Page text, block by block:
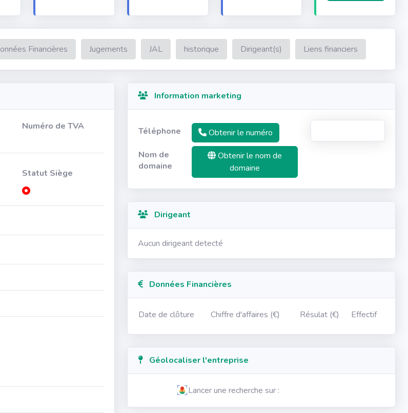
Financières Jugements JAL historique Dirigeant(s) Liens financiers
Numéro de TVA
Statut Siège
Information marketing
Téléphone
Obtenir le numéro
Nom de
domaine
Obtenir le nom de
domaine
Dirigeant
Aucun dirigeant detecté
Données Financières
Date de clôture Chiffre d'affaires (€) Résulat (€) Effectif
Géolocaliser l'entreprise
Lancer une recherche sur :